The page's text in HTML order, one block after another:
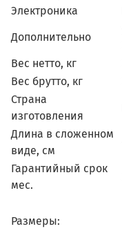
Электроника
Дополнительно
Вес нетто, кг
Вес брутто, кг
Страна
изготовления
Длина в сложенном
виде, см
Гарантийный срок
мес.
Размеры: